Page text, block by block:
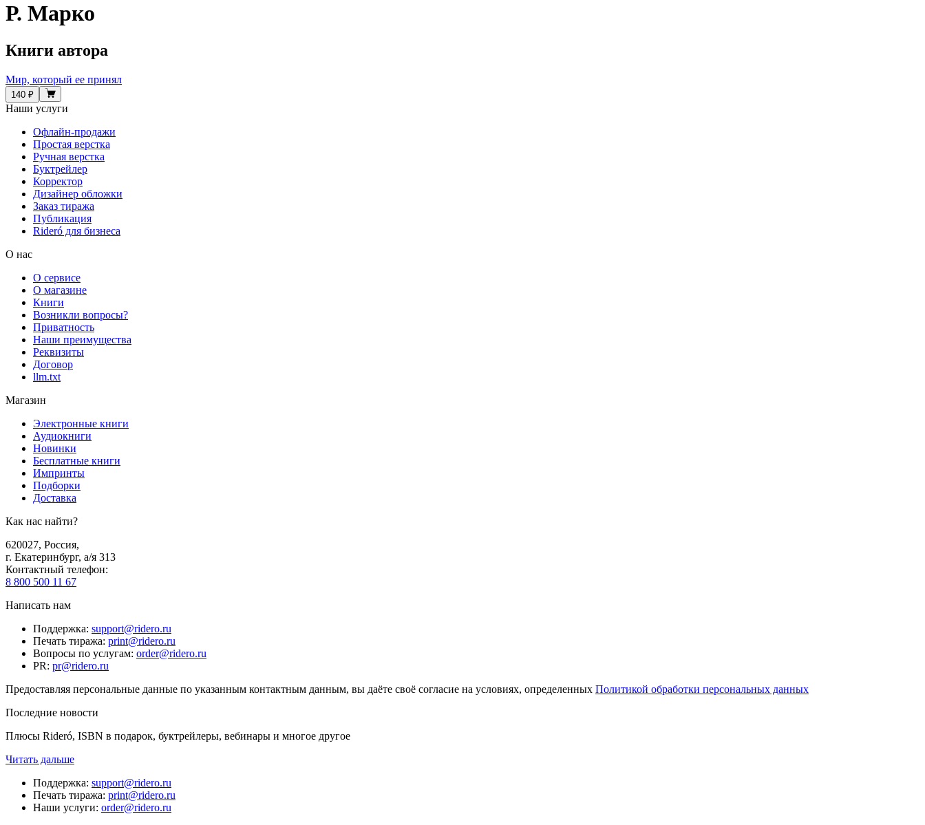
Р. Марко
Книги автора
Мир, который ее принял
140 ₽
Наши услуги
Офлайн-продажи
Простая верстка
Ручная верстка
Буктрейлер
Корректор
Дизайнер обложки
Заказ тиража
Публикация
Rideró для бизнеса
О нас
О сервисе
О магазине
Книги
Возникли вопросы?
Приватность
Наши преимущества
Реквизиты
Договор
llm.txt
Магазин
Электронные книги
Аудиокниги
Новинки
Бесплатные книги
Импринты
Подборки
Доставка
Как нас найти?
620027, Россия,
г. Екатеринбург, а/я 313
Контактный телефон:
8 800 500 11 67
Написать нам
Поддержка: support@ridero.ru
Печать тиража: print@ridero.ru
Вопросы по услугам: order@ridero.ru
PR: pr@ridero.ru
Предоставляя персональные данные по указанным контактным данным, вы даёте своё согласие на условиях, определенных Политикой обработки персональных данных
Последние новости
Плюсы Rideró, ISBN в подарок, буктрейлеры, вебинары и многое другое
Читать дальше
Поддержка: support@ridero.ru
Печать тиража: print@ridero.ru
Наши услуги: order@ridero.ru